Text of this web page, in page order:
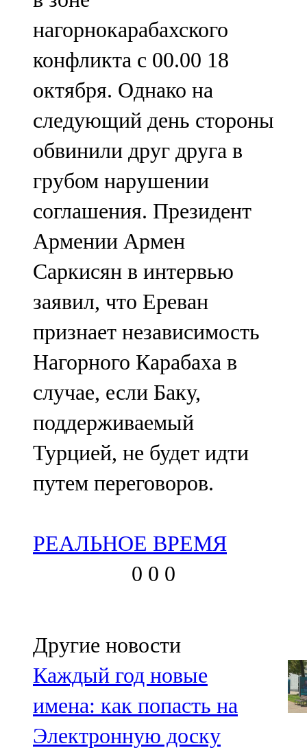
нагорнокарабахского
конфликта с 00.00 18
октября. Однако на
следующий день стороны
обвинили друг друга в
грубом нарушении
соглашения. Президент
Армении Армен
Саркисян в интервью
заявил, что Ереван
признает независимость
Нагорного Карабаха в
случае, если Баку,
поддерживаемый
Турцией, не будет идти
путем переговоров.
РЕАЛЬНОЕ ВРЕМЯ
0 0 0
Другие новости
Каждый год новые
имена: как попасть на
Электронную доску